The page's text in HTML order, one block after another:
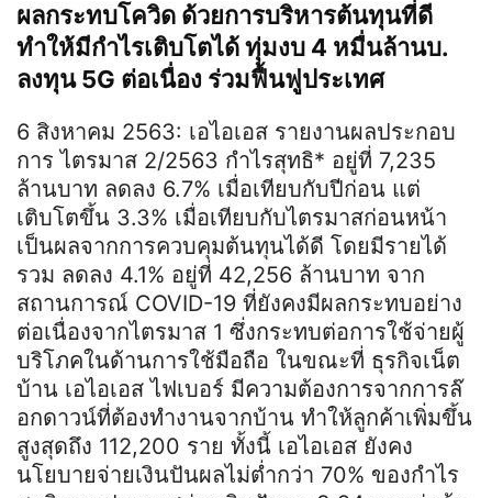
ผลกระทบโควิด ด้วยการบริหารต้นทุนที่ดี
ทำให้มีกำไรเติบโตได้ ทุ่มงบ 4 หมื่นล้านบ.
ลงทุน 5G ต่อเนื่อง ร่วมฟื้นฟูประเทศ
6 สิงหาคม 2563: เอไอเอส รายงานผลประกอบ
การ ไตรมาส 2/2563 กำไรสุทธิ* อยู่ที่ 7,235
ล้านบาท ลดลง 6.7% เมื่อเทียบกับปีก่อน แต่
เติบโตขึ้น 3.3% เมื่อเทียบกับไตรมาสก่อนหน้า
เป็นผลจากการควบคุมต้นทุนได้ดี โดยมีรายได้
รวม ลดลง 4.1% อยู่ที่ 42,256 ล้านบาท จาก
สถานการณ์ COVID-19 ที่ยังคงมีผลกระทบอย่าง
ต่อเนื่องจากไตรมาส 1 ซึ่งกระทบต่อการใช้จ่ายผู้
บริโภคในด้านการใช้มือถือ ในขณะที่ ธุรกิจเน็ต
บ้าน เอไอเอส ไฟเบอร์ มีความต้องการจากการล๊
อกดาวน์ที่ต้องทำงานจากบ้าน ทำให้ลูกค้าเพิ่มขึ้น
สูงสุดถึง 112,200 ราย ทั้งนี้ เอไอเอส ยังคง
นโยบายจ่ายเงินปันผลไม่ต่ำกว่า 70% ของกำไร